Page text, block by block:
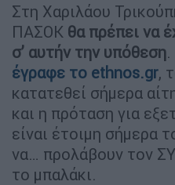
Στη Χαριλάου
ΠΑΣΟΚ θα πρέπει να
σ’ αυτήν την υπόθεση
έγραφε το ethnos.gr,
κατατεθεί σήμερα
και η πρόταση για
είναι έτοιμη σήμερα
να… προλάβουν τον
το μπαλάκι.